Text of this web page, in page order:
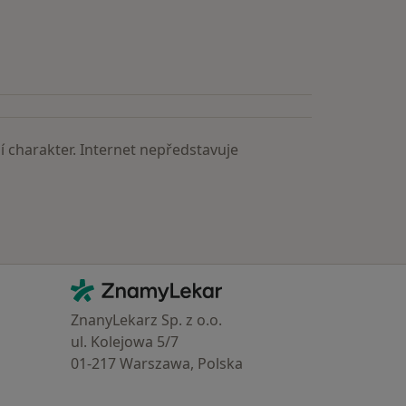
charakter. Internet nepředstavuje
Kontakt
ZnamyLekar - Hlavní stránka
ZnanyLekarz Sp. z o.o.
ul. Kolejowa 5/7
01-217 Warszawa, Polska